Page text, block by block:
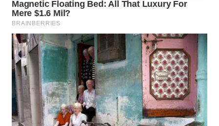
WAHANA
SELEB
WAHANA
PERSONA
WAHANA
OTOMOTIF
WAHANA
HEALTH